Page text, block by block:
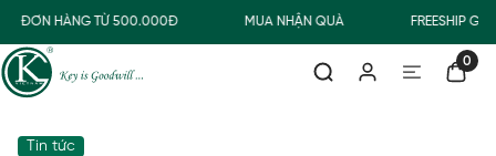
ĐƠN HÀNG TỪ 500.000Đ MUA NHẬN QUÀ FREESHIP
0
Tin tức